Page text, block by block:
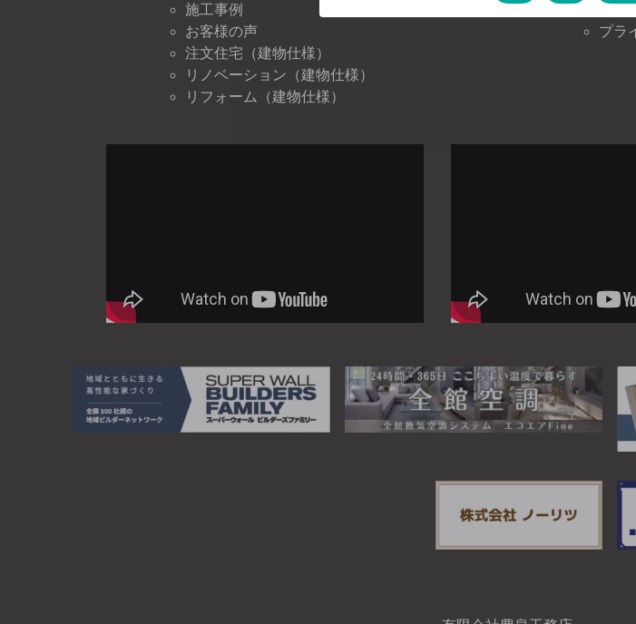
施工事例
お客様の声
注文住宅（建物仕様）
リノベーション（建物仕様）
リフォーム（建物仕様）
プラ